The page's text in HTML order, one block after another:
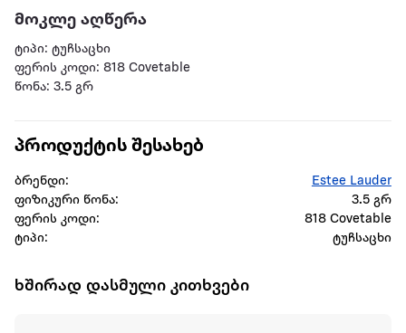
მოკლე აღწერა
ტიპი: ტუჩსაცხი
ფერის კოდი: 818 Covetable
წონა: 3.5 გრ
პროდუქტის შესახებ
ბრენდი:
Estee Lauder
ფიზიკური წონა:
3.5 გრ
ფერის კოდი:
818 Covetable
ტიპი:
ტუჩსაცხი
ხშირად დასმული კითხვები